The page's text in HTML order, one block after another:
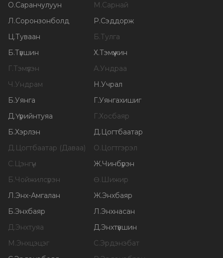
О.Саранчулуун М.Сарнай
Л.Соронзонболд Р.Сэддорж
Ц.Туваан Б.Тулга
Б.Түвшин Х.Тэмүүжин
Г.Тэмүүлэн А.Ундраа
Ч.Ундрам Н.Учрал
Б.Уянга Г.Уянгахишиг
Д.Үүрийнтуяа Г.Хосбаяр
Б.Хэрлэн Д.Цогтбаатар
Д.Цогтбаатар (Даваа) О.Цогтгэрэл
С.Цэнгүүн Ж.Чинбүрэн
Б.Чойжилсүрэн Ө.Шижир
Л.Энх-Амгалан Ж.Энхбаяр
Б.Энхбаяр Л.Энхнасан
Д.Энхтуяа Д.Энхтүвшин
М.Энхцэцэг С.Эрдэнэбат